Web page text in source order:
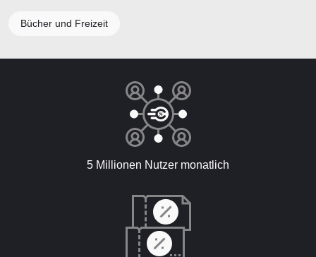
Bücher und Freizeit
5 Millionen Nutzer monatlich